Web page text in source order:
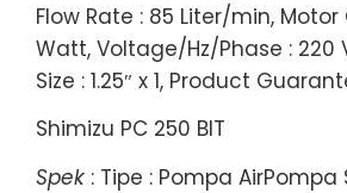
Flow Rate : 85 Liter/min,
Watt, Voltage/Hz/Phase : 220
Size : 1.25″ x 1, Product
Shimizu PC 250 BIT
Spek : Tipe : Pompa